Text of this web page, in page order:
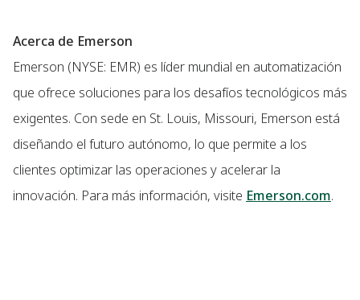
Acerca de Emerson
Emerson (NYSE: EMR) es líder mundial en automatización
que ofrece soluciones para los desafíos tecnológicos más
exigentes. Con sede en St. Louis, Missouri, Emerson está
diseñando el futuro autónomo, lo que permite a los
clientes optimizar las operaciones y acelerar la
innovación. Para más información, visite Emerson.com.